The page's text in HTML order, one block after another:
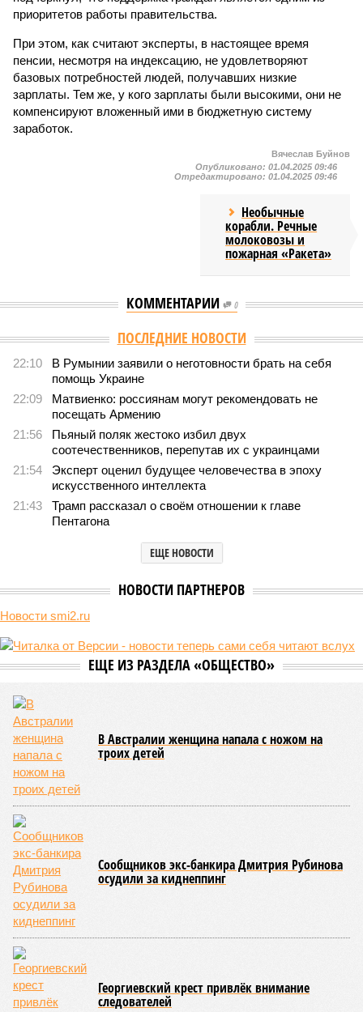
приоритетов работы правительства.
При этом, как считают эксперты, в настоящее время
пенсии, несмотря на индексацию, не удовлетворяют
базовых потребностей людей, получавших низкие
зарплаты. Тем же, у кого зарплаты были высокими, они не
компенсируют вложенный ими в бюджетную систему
заработок.
Вячеслав Буйнов
Опубликовано: 01.04.2025 09:46
Отредактировано: 01.04.2025 09:46
Необычные
корабли. Речные
молоковозы и
пожарная «Ракета»
КОММЕНТАРИИ 0
ПОСЛЕДНИЕ НОВОСТИ
22:10
В Румынии заявили о неготовности брать на себя
помощь Украине
22:09
Матвиенко: россиянам могут рекомендовать не
посещать Армению
21:56
Пьяный поляк жестоко избил двух
соотечественников, перепутав их с украинцами
21:54
Эксперт оценил будущее человечества в эпоху
искусственного интеллекта
21:43
Трамп рассказал о своём отношении к главе
Пентагона
ЕЩЕ НОВОСТИ
НОВОСТИ ПАРТНЕРОВ
Новости smi2.ru
ЕЩЕ ИЗ РАЗДЕЛА «ОБЩЕСТВО»
В Австралии женщина напала с ножом на
троих детей
Сообщников экс-банкира Дмитрия Рубинова
осудили за киднеппинг
Георгиевский крест привлёк внимание
следователей